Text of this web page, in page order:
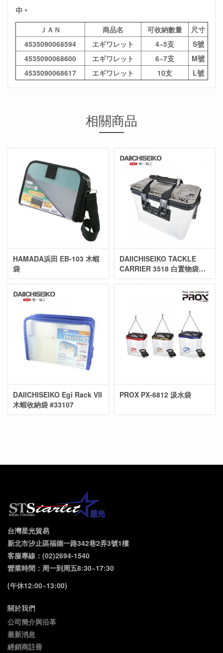
中。
ＪＡＮ
商品名 可收納數量
尺寸
4535090068594
エギワレット 4~5支
S號
4535090068600
エギワレット 6~7支
M號
4535090068617
エギワレット 10支 L號
相關商品
HAMADA浜田 EB-103 木蝦
袋
DAIICHISEIKO TACKLE
CARRIER 3518 白置物袋
#33133
DAIICHISEIKO Egi Rack VII
木蝦收納袋 #33107
PROX PX-6812 汲水袋
台灣星光貿易
新北市汐止區福德一路342巷2弄3號1樓
客服專線：(02)2694-1540
營業時間：周一到周五8:30~17:30
(午休12:00~13:00)
關於我們
公司簡介與沿革
最新消息
經銷商註冊